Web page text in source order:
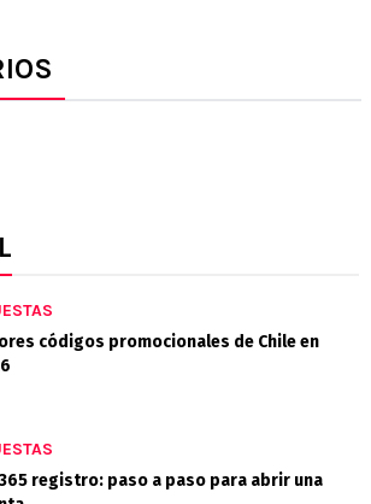
códigos promocionales de Chile en
registro: paso a paso para abrir una